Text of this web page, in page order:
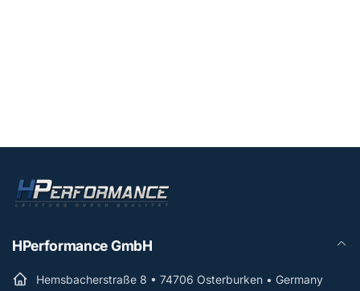
HPerformance GmbH
Hemsbacherstraße 8 • 74706 Osterburken • Germany